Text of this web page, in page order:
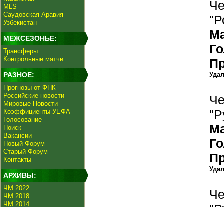
MLS
Саудовская Аравия
Узбекистан
МЕЖСЕЗОНЬЕ:
Трансферы
Контрольные матчи
РАЗНОЕ:
Прогнозы от ФНК
Российские новости
Мировые Новости
Коэффициенты УЕФА
Голосование
Поиск
Вакансии
Новый Форум
Старый Форум
Контакты
АРХИВЫ:
ЧМ 2022
ЧМ 2018
ЧМ 2014